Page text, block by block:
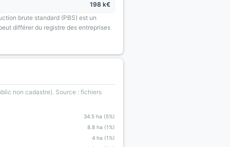
198 k€
brute standard (PBS) est un
différer du registre des entreprises
non cadastre). Source : fichiers
34.5 ha (5%)
8.8 ha (1%)
4 ha (1%)